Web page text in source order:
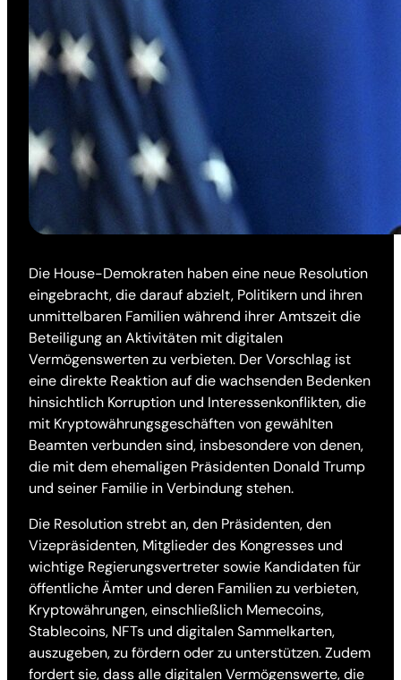
Die House-Demokraten haben eine neue Resolution
eingebracht, die darauf abzielt, Politikern und ihren
unmittelbaren Familien während ihrer Amtszeit die
Beteiligung an Aktivitäten mit digitalen
Vermögenswerten zu verbieten. Der Vorschlag ist
eine direkte Reaktion auf die wachsenden Bedenken
hinsichtlich Korruption und Interessenkonflikten, die
mit Kryptowährungsgeschäften von gewählten
Beamten verbunden sind, insbesondere von denen,
die mit dem ehemaligen Präsidenten Donald Trump
und seiner Familie in Verbindung stehen.
Die Resolution strebt an, den Präsidenten, den
Vizepräsidenten, Mitglieder des Kongresses und
wichtige Regierungsvertreter sowie Kandidaten für
öffentliche Ämter und deren Familien zu verbieten,
Kryptowährungen, einschließlich Memecoins,
Stablecoins, NFTs und digitalen Sammelkarten,
auszugeben, zu fördern oder zu unterstützen. Zudem
fordert sie, dass alle digitalen Vermögenswerte, die